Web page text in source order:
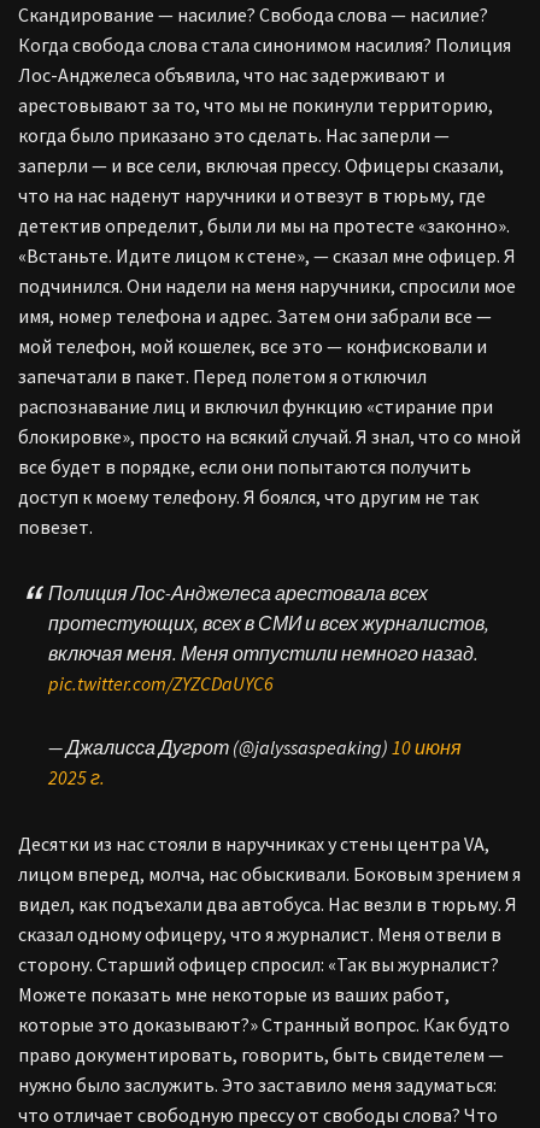
Скандирование — насилие? Свобода слова — насилие?
Когда свобода слова стала синонимом насилия? Полиция
Лос-Анджелеса объявила, что нас задерживают и
арестовывают за то, что мы не покинули территорию,
когда было приказано это сделать. Нас заперли —
заперли — и все сели, включая прессу. Офицеры сказали,
что на нас наденут наручники и отвезут в тюрьму, где
детектив определит, были ли мы на протесте «законно».
«Встаньте. Идите лицом к стене», — сказал мне офицер. Я
подчинился. Они надели на меня наручники, спросили мое
имя, номер телефона и адрес. Затем они забрали все —
мой телефон, мой кошелек, все это — конфисковали и
запечатали в пакет. Перед полетом я отключил
распознавание лиц и включил функцию «стирание при
блокировке», просто на всякий случай. Я знал, что со мной
все будет в порядке, если они попытаются получить
доступ к моему телефону. Я боялся, что другим не так
повезет.
Полиция Лос-Анджелеса арестовала всех
протестующих, всех в СМИ и всех журналистов,
включая меня. Меня отпустили немного назад.
pic.twitter.com/ZYZCDaUYC6
— Джалисса Дугрот (@jalyssaspeaking) 10 июня
2025 г.
Десятки из нас стояли в наручниках у стены центра VA,
лицом вперед, молча, нас обыскивали. Боковым зрением я
видел, как подъехали два автобуса. Нас везли в тюрьму. Я
сказал одному офицеру, что я журналист. Меня отвели в
сторону. Старший офицер спросил: «Так вы журналист?
Можете показать мне некоторые из ваших работ,
которые это доказывают?» Странный вопрос. Как будто
право документировать, говорить, быть свидетелем —
нужно было заслужить. Это заставило меня задуматься:
что отличает свободную прессу от свободы слова? Что